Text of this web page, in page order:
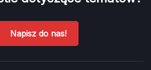
Napisz do nas!